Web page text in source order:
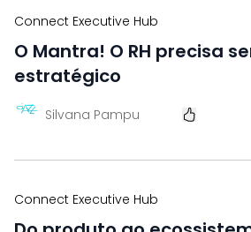
Connect Executive Hub
O Mantra! O RH precisa
estratégico
Silvana Pampu
Connect Executive Hub